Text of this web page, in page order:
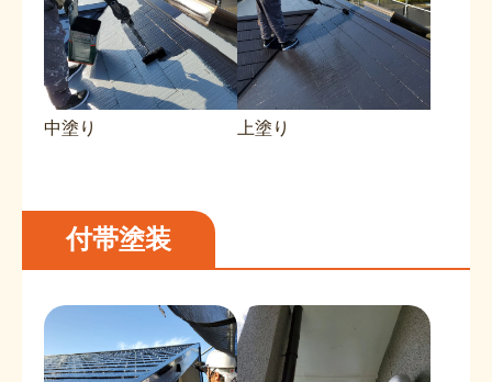
中塗り 上塗り
付帯塗装